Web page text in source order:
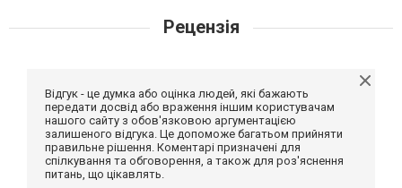
Рецензія
Відгук - це думка або оцінка людей, які бажають
передати досвід або враження іншим користувачам
нашого сайту з обов'язковою аргументацією
залишеного відгука. Це допоможе багатьом прийняти
правильне рішення. Коментарі призначені для
спілкування та обговорення, а також для роз'яснення
питань, що цікавлять.